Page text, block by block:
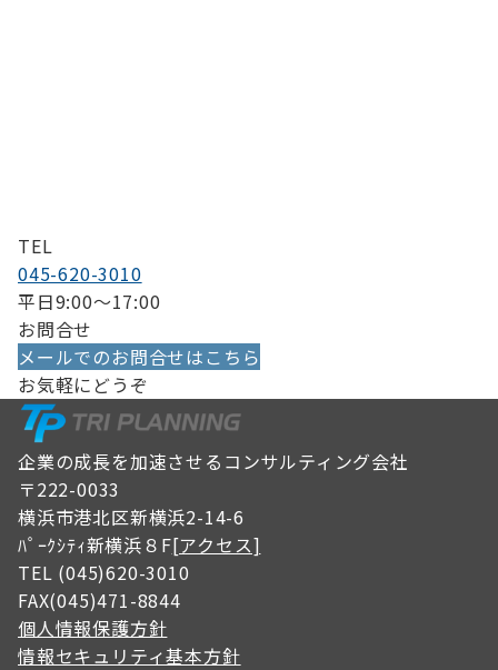
TEL
045-620-3010
平日9:00〜17:00
お問合せ
メールでのお問合せはこちら
お気軽にどうぞ
企業の成長を加速させるコンサルティング会社
〒222-0033
横浜市港北区新横浜2-14-6
ﾊﾟｰｸｼﾃｨ新横浜８F[アクセス]
TEL (045)620-3010
FAX(045)471-8844
個人情報保護方針
情報セキュリティ基本方針